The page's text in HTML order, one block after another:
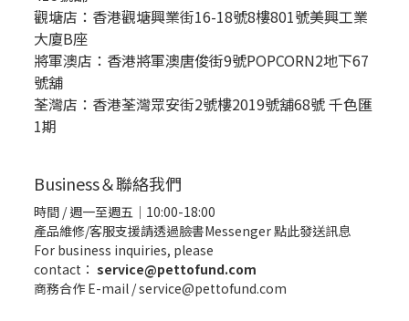
觀塘店：香港觀塘興業街16-18號8樓801號美興工業
大廈B座
將軍澳店：香港將軍澳唐俊街9號POPCORN2地下67
號舖
荃灣店：香港荃灣眾安街2號樓2019號舖68號 千色匯
1期
Business＆聯絡我們
時間 / 週一至週五｜10:00-18:00
產品維修/客服支援請透過臉書Messenger點此發送訊息
For business inquiries, please
contact： service@pettofund.com
商務合作 E-mail / service@pettofund.com